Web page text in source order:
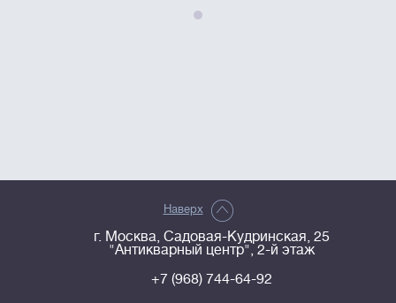
Наверх
г. Москва, Садовая-Кудринская, 25
"Антикварный центр", 2-й этаж
+7 (968) 744-64-92